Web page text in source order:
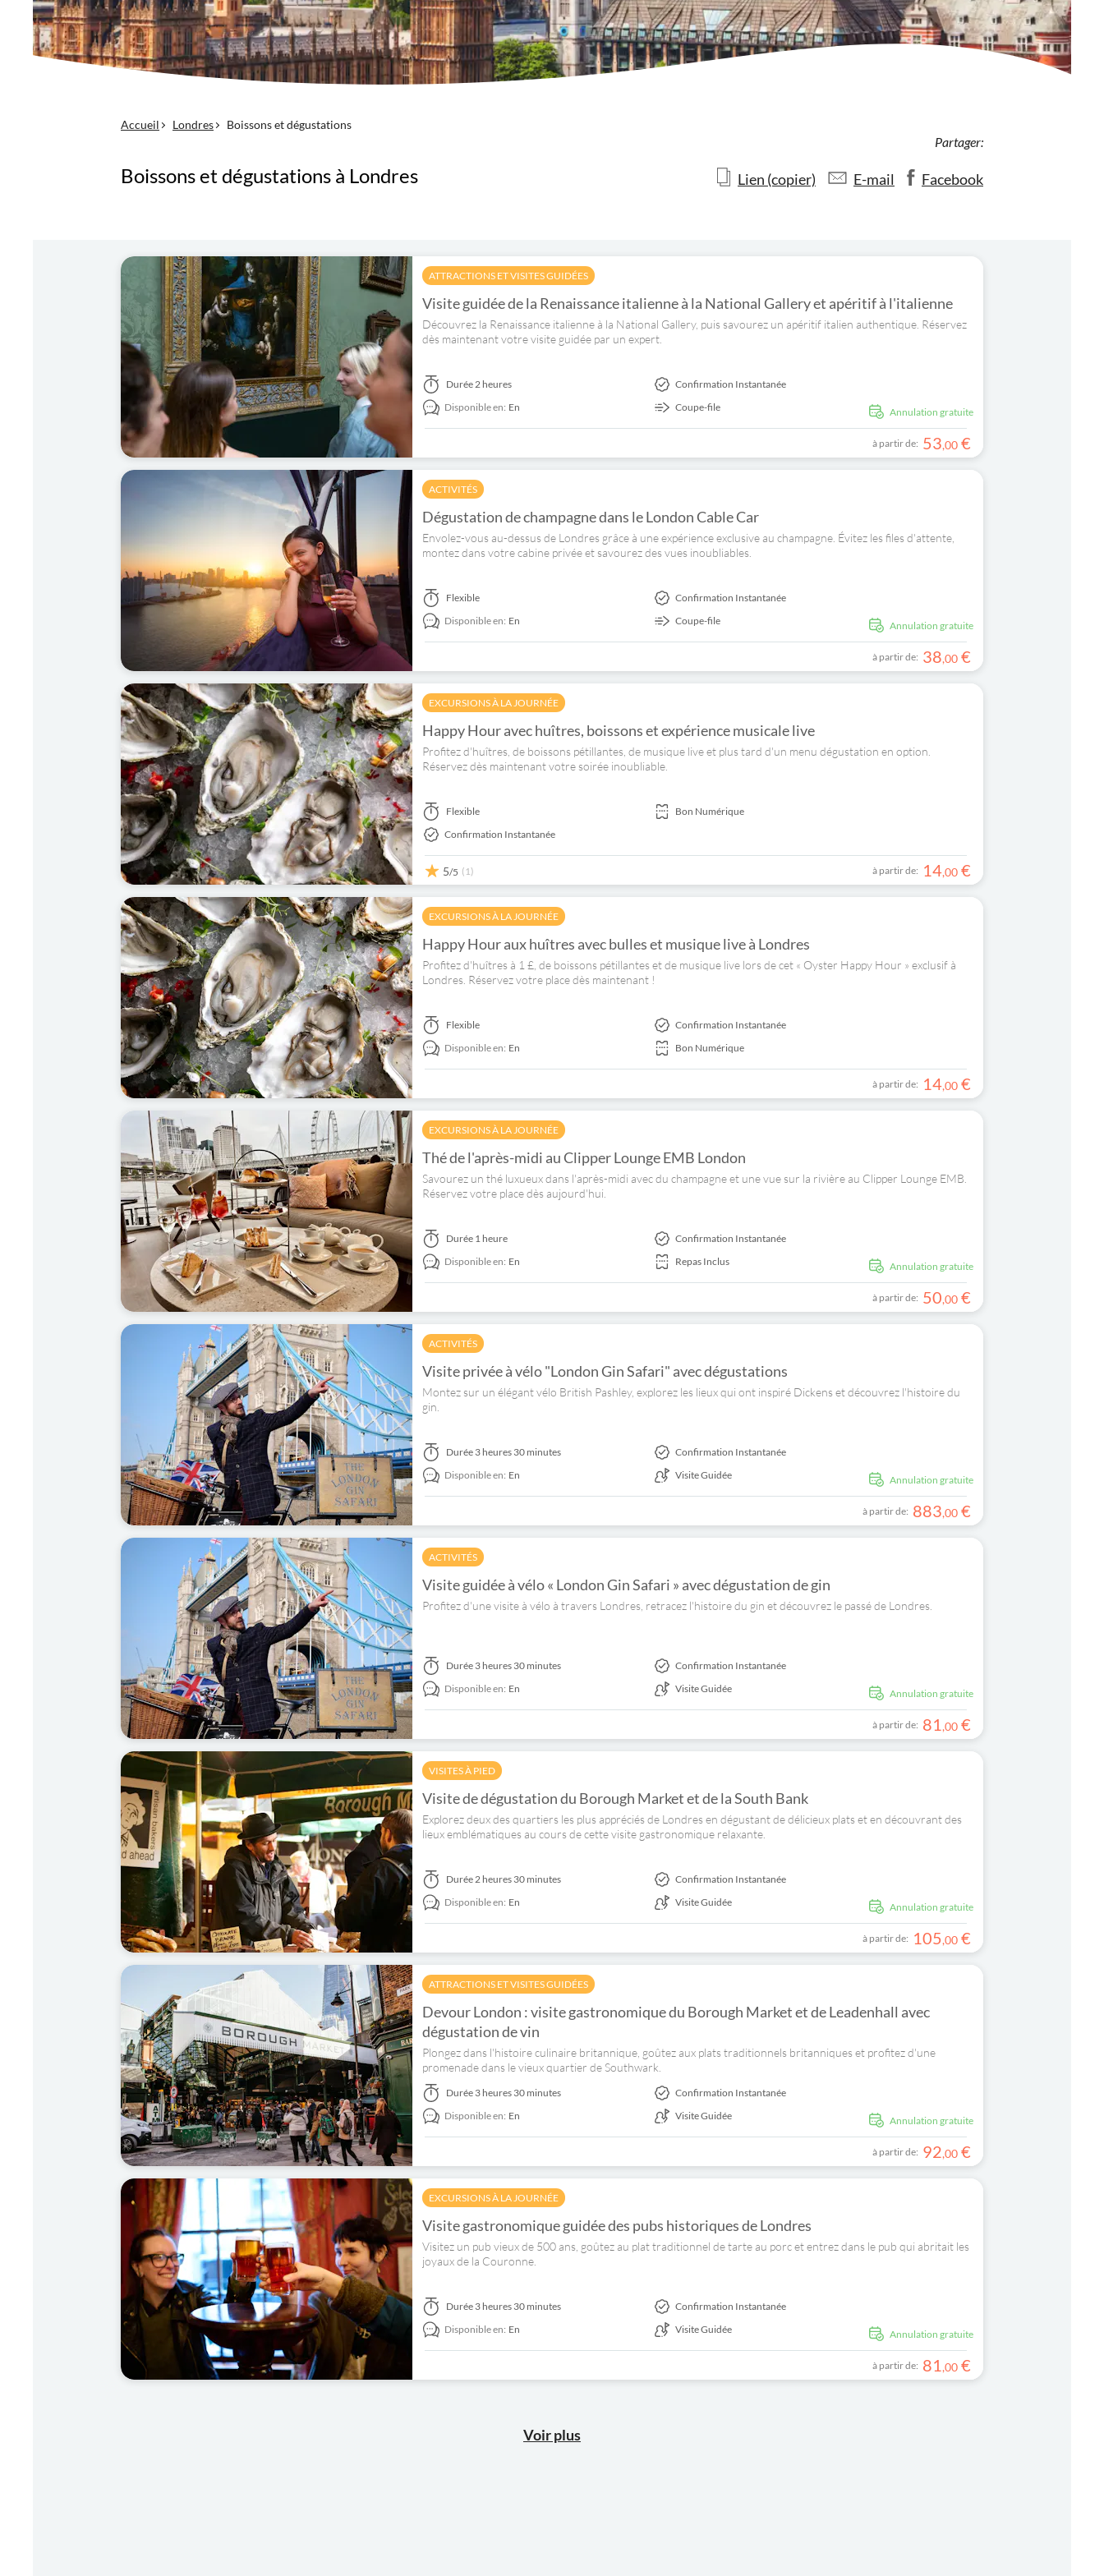
Accueil Londres Boissons et dégustations
Boissons et dégustations à Londres
Partager:
Lien (copier) E-mail Facebook
ATTRACTIONS ET VISITES GUIDÉES
Visite guidée de la Renaissance italienne à la National Gallery et apéritif à l'italienne
Découvrez la Renaissance italienne à la National Gallery, puis savourez un apéritif italien authentique. Réservez
dès maintenant votre visite guidée par un expert.
Annulation gratuite
Durée2 heures
Disponible en: En
Confirmation Instantanée
Coupe-file
à partir de: 53,00 €
ACTIVITÉS
Dégustation de champagne dans le London Cable Car
Envolez-vous au-dessus de Londres grâce à une expérience exclusive au champagne. Évitez les files d'attente,
montez dans votre cabine privée et savourez des vues inoubliables.
Annulation gratuite
Flexible
Disponible en: En
Confirmation Instantanée
Coupe-file
à partir de: 38,00 €
EXCURSIONS À LA JOURNÉE
Happy Hour avec huîtres, boissons et expérience musicale live
Profitez d'huîtres, de boissons pétillantes, de musique live et plus tard d'un menu dégustation en option.
Réservez dès maintenant votre soirée inoubliable.
Flexible
Confirmation Instantanée
Bon Numérique
5/5 (1) à partir de: 14,00 €
EXCURSIONS À LA JOURNÉE
Happy Hour aux huîtres avec bulles et musique live à Londres
Profitez d'huîtres à 1 £, de boissons pétillantes et de musique live lors de cet « Oyster Happy Hour » exclusif à
Londres. Réservez votre place dès maintenant !
Flexible
Disponible en: En
Confirmation Instantanée
Bon Numérique
à partir de: 14,00 €
EXCURSIONS À LA JOURNÉE
Thé de l'après-midi au Clipper Lounge EMB London
Savourez un thé luxueux dans l'après-midi avec du champagne et une vue sur la rivière au Clipper Lounge EMB.
Réservez votre place dès aujourd'hui.
Annulation gratuite
Durée 1 heure
Disponible en: En
Confirmation Instantanée
Repas Inclus
à partir de: 50,00 €
ACTIVITÉS
Visite privée à vélo "London Gin Safari" avec dégustations
Montez sur un élégant vélo British Pashley, explorez les lieux qui ont inspiré Dickens et découvrez l'histoire du
gin.
Annulation gratuite
Durée 3 heures 30 minutes
Disponible en: En
Confirmation Instantanée
Visite Guidée
à partir de: 883,00 €
ACTIVITÉS
Visite guidée à vélo « London Gin Safari » avec dégustation de gin
Profitez d'une visite à vélo à travers Londres, retracez l'histoire du gin et découvrez le passé de Londres.
Annulation gratuite
Durée 3 heures 30 minutes
Disponible en: En
Confirmation Instantanée
Visite Guidée
à partir de: 81,00 €
VISITES À PIED
Visite de dégustation du Borough Market et de la South Bank
Explorez deux des quartiers les plus appréciés de Londres en dégustant de délicieux plats et en découvrant des
lieux emblématiques au cours de cette visite gastronomique relaxante.
Annulation gratuite
Durée2 heures 30 minutes
Disponible en: En
Confirmation Instantanée
Visite Guidée
à partir de: 105,00 €
ATTRACTIONS ET VISITES GUIDÉES
Devour London : visite gastronomique du Borough Market et de Leadenhall avec
dégustation de vin
Plongez dans l'histoire culinaire britannique, goûtez aux plats traditionnels britanniques et profitez d'une
promenade dans le vieux quartier de Southwark.
Annulation gratuite
Durée 3 heures 30 minutes
Disponible en: En
Confirmation Instantanée
Visite Guidée
à partir de: 92,00 €
EXCURSIONS À LA JOURNÉE
Visite gastronomique guidée des pubs historiques de Londres
Visitez un pub vieux de 500 ans, goûtez au plat traditionnel de tarte au porc et entrez dans le pub qui abritait les
joyaux de la Couronne.
Annulation gratuite
Durée 3 heures 30 minutes
Disponible en: En
Confirmation Instantanée
Visite Guidée
à partir de: 81,00 €
Voir plus